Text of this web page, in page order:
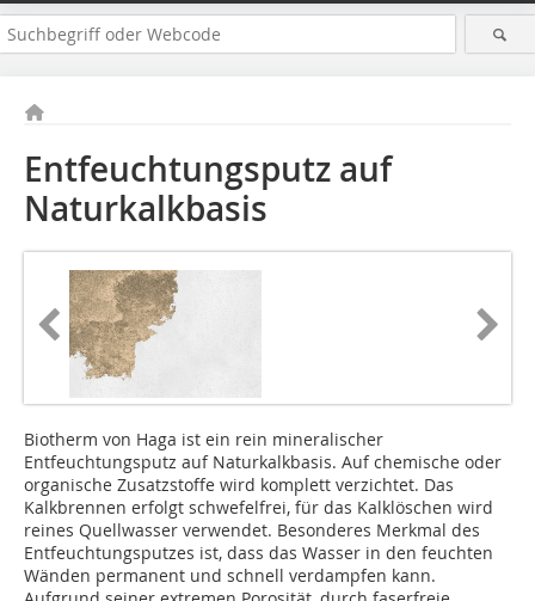
Entfeuchtungsputz auf
Naturkalkbasis
Biotherm von Haga ist ein rein mineralischer
Entfeuchtungsputz auf Naturkalkbasis. Auf chemische oder
organische Zusatzstoffe wird komplett verzichtet. Das
Kalkbrennen erfolgt schwefelfrei, für das Kalklöschen wird
reines Quellwasser verwendet. Besonderes Merkmal des
Entfeuchtungsputzes ist, dass das Wasser in den feuchten
Wänden permanent und schnell verdampfen kann.